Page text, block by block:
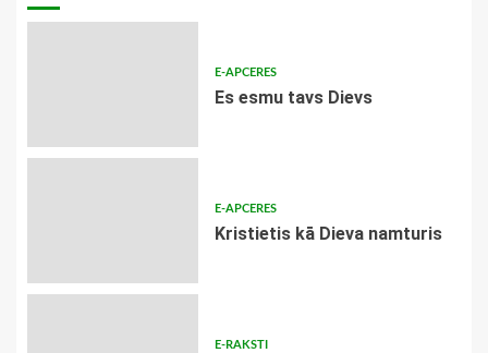
E-APCERES
Es esmu tavs Dievs
E-APCERES
Kristietis kā Dieva namturis
E-RAKSTI